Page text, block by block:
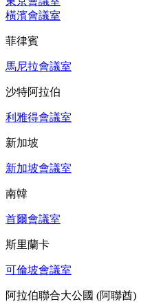
橫濱會議室
菲律賓
馬尼拉會議室
沙特阿拉伯
利雅得會議室
新加坡
新加坡會議室
南韓
首爾會議室
斯里蘭卡
可倫坡會議室
阿拉伯聯合大公國 (阿聯酋)